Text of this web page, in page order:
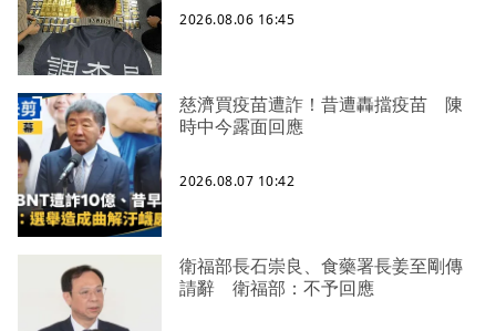
2026.08.06 16:45
慈濟買疫苗遭詐！昔遭轟擋疫苗 陳
時中今露面回應
2026.08.07 10:42
衛福部長石崇良、食藥署長姜至剛傳
請辭 衛福部：不予回應